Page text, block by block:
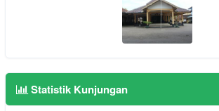
01 September 2021 14:48:49 WIB
Terimakasih Support dan Arahannya ibu ketua
selengkapnya
27 Agustus 2021 19:15:07 WIB
Statistik Kunjungan